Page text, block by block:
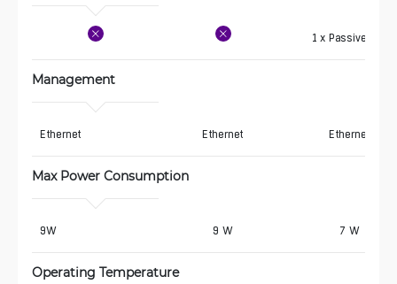
1 x Passive PoE
Management
Ethernet Ethernet Ethernet
Max Power Consumption
9W 9 W 7 W
Operating Temperature